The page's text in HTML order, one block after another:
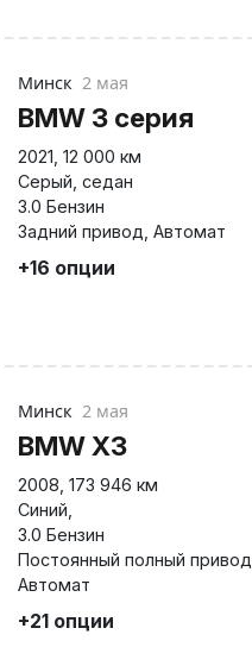
Минск 2 мая
BMW 3 серия
2021 12 000 км
Серый седан
3.0 Бензин
Задний привод Автомат
+16 опции
Минск 2 мая
BMW X3
2008 173 946 км
Синий
3.0 Бензин
Постоянный полный привод
Автомат
+21 опции